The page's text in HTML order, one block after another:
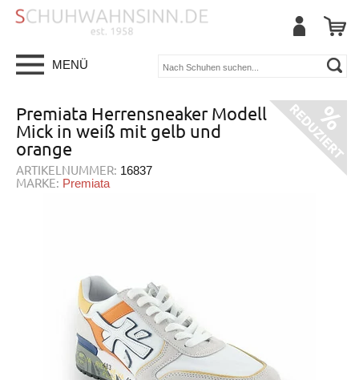
MENÜ
Premiata Herrensneaker Modell
Mick in weiß mit gelb und
orange
ARTIKELNUMMER: 16837
MARKE: Premiata